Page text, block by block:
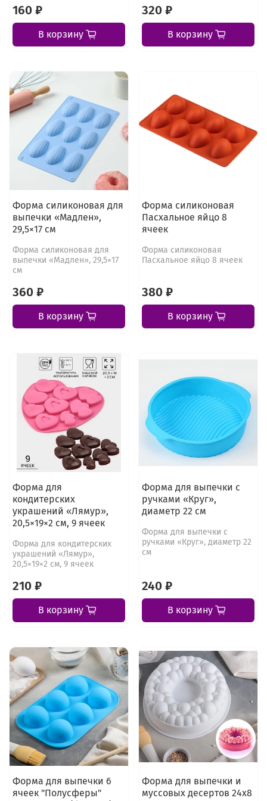
160 ₽
В корзину
320 ₽
В корзину
Форма силиконовая для
выпечки «Мадлен»,
29,5×17 см
Форма силиконовая для
выпечки «Мадлен», 29,5×17
см
360 ₽
В корзину
Форма силиконовая
Пасхальное яйцо 8
ячеек
Форма силиконовая
Пасхальное яйцо 8 ячеек
380 ₽
В корзину
Форма для
кондитерских
украшений «Лямур»,
20,5×19×2 см, 9 ячеек
Форма для кондитерских
украшений «Лямур»,
20,5×19×2 см, 9 ячеек
210 ₽
В корзину
Форма для выпечки с
ручками «Круг»,
диаметр 22 см
Форма для выпечки с
ручками «Круг», диаметр 22
см
240 ₽
В корзину
Форма для выпечки 6
ячеек "Полусферы"
Форма для выпечки и
муссовых десертов 24х8